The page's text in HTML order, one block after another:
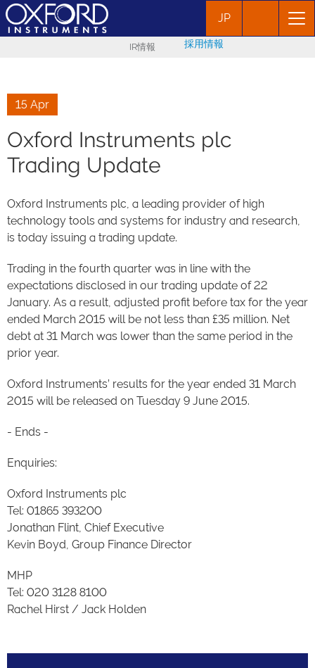
JP
IR情報 採用情報
15 Apr
Oxford Instruments plc
Trading Update
Oxford Instruments plc, a leading provider of high
technology tools and systems for industry and research,
is today issuing a trading update.
Trading in the fourth quarter was in line with the
expectations disclosed in our trading update of 22
January. As a result, adjusted profit before tax for the year
ended March 2015 will be not less than £35 million. Net
debt at 31 March was lower than the same period in the
prior year.
Oxford Instruments’ results for the year ended 31 March
2015 will be released on Tuesday 9 June 2015.
- Ends -
Enquiries:
Oxford Instruments plc
Tel: 01865 393200
Jonathan Flint, Chief Executive
Kevin Boyd, Group Finance Director
MHP
Tel: 020 3128 8100
Rachel Hirst / Jack Holden